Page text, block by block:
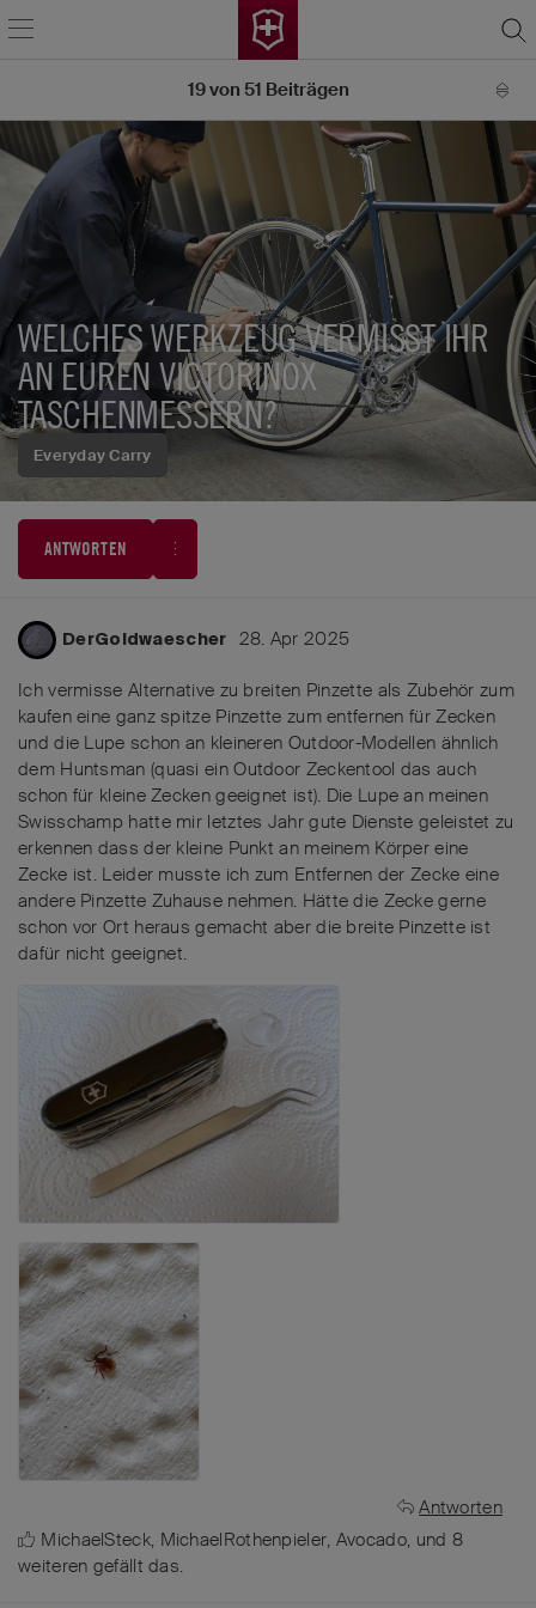
Everyday Carry
WELCHES WERKZEUG VERMISST IHR
AN EUREN VICTORINOX
TASCHENMESSERN?
ANTWORTEN
19von 51 Beiträgen
DerGoldwaescher 28. Apr 2025
Ich vermisse Alternative zu breiten Pinzette als Zubehör zum
kaufen eine ganz spitze Pinzette zum entfernen für Zecken
und die Lupe schon an kleineren Outdoor-Modellen ähnlich
dem Huntsman (quasi ein Outdoor Zeckentool das auch
schon für kleine Zecken geeignet ist). Die Lupe an meinen
Swisschamp hatte mir letztes Jahr gute Dienste geleistet zu
erkennen dass der kleine Punkt an meinem Körper eine
Zecke ist. Leider musste ich zum Entfernen der Zecke eine
andere Pinzette Zuhause nehmen. Hätte die Zecke gerne
schon vor Ort heraus gemacht aber die breite Pinzette ist
dafür nicht geeignet.
Antworten
MichaelSteck, MichaelRothenpieler, Avocado, und 8
weiteren gefällt das.